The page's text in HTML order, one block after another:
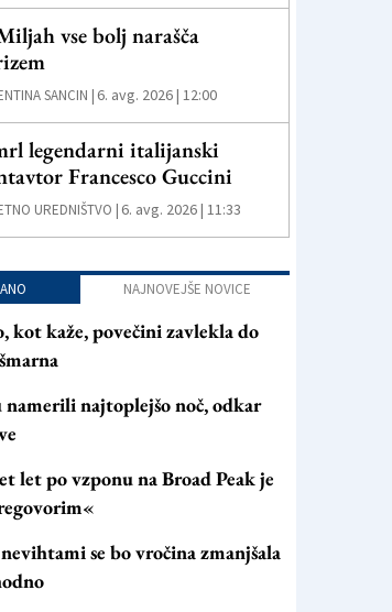
vse bolj narašča
SANCIN | 6. avg. 2026 | 12:00
legendarni italijanski
Francesco Guccini
UREDNIŠTVO | 6. avg. 2026 | 11:33
NAJNOVEJŠE NOVICE
kot kaže, povečini zavlekla do
najtoplejšo noč, odkar
let po vzponu na Broad Peak je
se bo vročina zmanjšala